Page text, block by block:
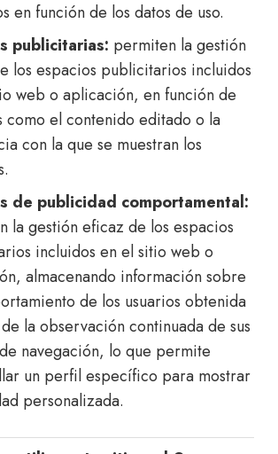
en función de los datos de uso.
publicitarias: permiten la gestión
los espacios publicitarios incluidos
web o aplicación, en función de
el contenido editado o la
con la que se muestran los
de publicidad comportamental:
la gestión eficaz de los espacios
incluidos en el sitio web o
almacenando información sobre
de los usuarios obtenida
la observación continuada de sus
navegación, lo que permite
un perfil específico para mostrar
personalizada.